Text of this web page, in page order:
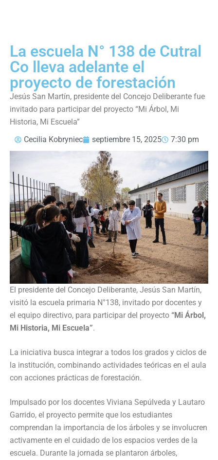
La escuela N° 138 de Cutral
Co lleva adelante el
proyecto de forestación
Jesús San Martín, presidente del Concejo Deliberante fue
invitado para participar del proyecto “Mi Árbol, Mi
Historia, Mi Escuela”
Cecilia Kobryniec
septiembre 15, 2025 7:30 pm
El presidente del Concejo Deliberante, Jesús San Martín,
visitó la escuela primaria N°138, invitado por docentes y
el equipo directivo, para participar del proyecto “Mi Árbol,
Mi Historia, Mi Escuela”.
La iniciativa busca integrar a todos los grados y ciclos de
la institución, combinando actividades teóricas en el aula
con acciones prácticas de forestación.
Impulsado por los docentes Viviana Sepúlveda y Lautaro
Garrido, el proyecto permite que los estudiantes
comprendan la importancia de los árboles y se involucren
activamente en el cuidado de los espacios verdes de la
escuela. Durante la jornada se plantaron árboles,